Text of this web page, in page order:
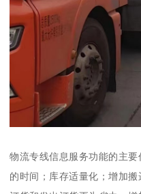
物流专线信息服务功能的主
的时间；库存适量化；增加